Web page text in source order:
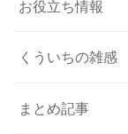
お役立ち情報
くういちの雑感
まとめ記事